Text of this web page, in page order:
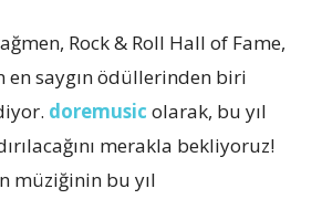
Rock & Roll Hall of Fame,
en saygın ödüllerinden biri
doremusic olarak, bu yıl
merakla bekliyoruz!
müziğinin bu yıl